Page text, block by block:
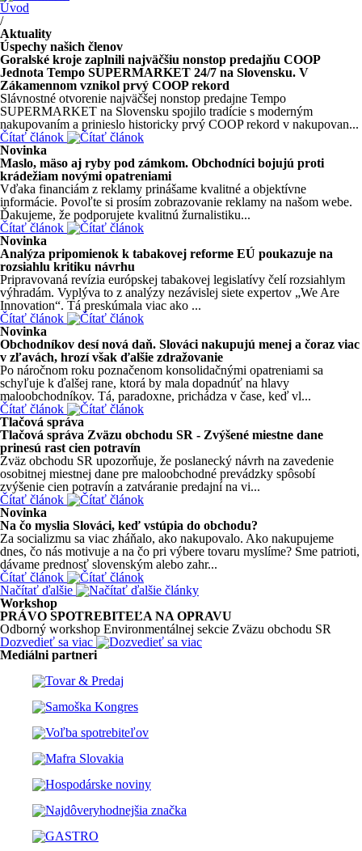
Úvod
/
Aktuality
Úspechy našich členov
Goralské kroje zaplnili najväčšiu nonstop predajňu COOP
Jednota Tempo SUPERMARKET 24/7 na Slovensku. V
Zákamennom vznikol prvý COOP rekord
Slávnostné otvorenie najväčšej nonstop predajne Tempo
SUPERMARKET na Slovensku spojilo tradície s moderným
nakupovaním a prinieslo historicky prvý COOP rekord v nakupovan...
Čítať článok
Novinka
Maslo, mäso aj ryby pod zámkom. Obchodníci bojujú proti
krádežiam novými opatreniami
Vďaka financiám z reklamy prinášame kvalitné a objektívne
informácie. Povoľte si prosím zobrazovanie reklamy na našom webe.
Ďakujeme, že podporujete kvalitnú žurnalistiku...
Čítať článok
Novinka
Analýza pripomienok k tabakovej reforme EÚ poukazuje na
rozsiahlu kritiku návrhu
Pripravovaná revízia európskej tabakovej legislatívy čelí rozsiahlym
výhradám. Vyplýva to z analýzy nezávislej siete expertov „We Are
Innovation“. Tá preskúmala viac ako ...
Čítať článok
Novinka
Obchodníkov desí nová daň. Slováci nakupujú menej a čoraz viac
v zľavách, hrozí však ďalšie zdražovanie
Po náročnom roku poznačenom konsolidačnými opatreniami sa
schyľuje k ďalšej rane, ktorá by mala dopadnúť na hlavy
maloobchodníkov. Tá, paradoxne, prichádza v čase, keď vl...
Čítať článok
Tlačová správa
Tlačová správa Zväzu obchodu SR - Zvýšené miestne dane
prinesú rast cien potravín
Zväz obchodu SR upozorňuje, že poslanecký návrh na zavedenie
osobitnej miestnej dane pre maloobchodné prevádzky spôsobí
zvýšenie cien potravín a zatváranie predajní na vi...
Čítať článok
Novinka
Na čo myslia Slováci, keď vstúpia do obchodu?
Za socializmu sa viac zháňalo, ako nakupovalo. Ako nakupujeme
dnes, čo nás motivuje a na čo pri výbere tovaru myslíme? Sme patrioti,
dávame prednosť slovenským alebo zahr...
Čítať článok
Načítať ďalšie
Workshop
PRÁVO SPOTREBITEĽA NA OPRAVU
Odborný workshop Environmentálnej sekcie Zväzu obchodu SR
Dozvedieť sa viac
Mediálni partneri